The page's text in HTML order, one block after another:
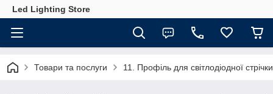
Led Lighting Store
Товари та послуги 11. Профіль для світлодіодної стрічки